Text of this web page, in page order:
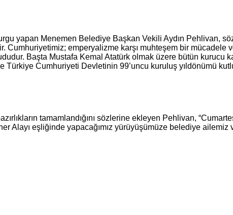
yapan Menemen Belediye Başkan Vekili Aydın Pehlivan,
emperyalizme karşı muhteşem bir mücadele ve
Başta Mustafa Kemal Atatürk olmak üzere bütün kurucu
Cumhuriyeti Devletinin 99’uncu kuruluş yıldönümü
tamamlandığını sözlerine ekleyen Pehlivan,
Alayı eşliğinde yapacağımız yürüyüşümüze belediye ailemiz